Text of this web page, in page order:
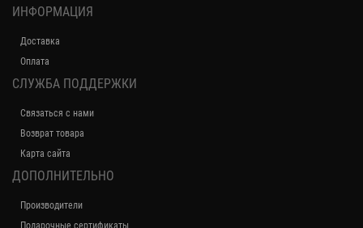
ИНФОРМАЦИЯ
Доставка
Оплата
СЛУЖБА ПОДДЕРЖКИ
Связаться с нами
Возврат товара
Карта сайта
ДОПОЛНИТЕЛЬНО
Производители
Подарочные сертификаты